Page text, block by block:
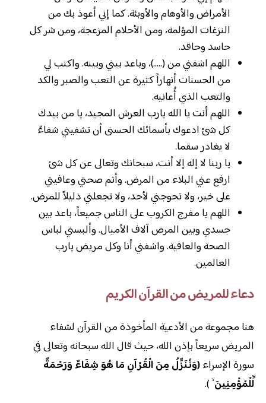
الأمراض والأوهام والأوبئة. كما إني أعوذ بك من
النزغات المؤلمة، ومن الأحلام المزعجة، ومن شر كل
حاسد وحاقد.
اللهم اشفني من (…..)، وباعد بيني وبينه. واكتب لي
من الحسنات أنهاراً كثيرة عن التعب والصبر والكد
والتعب الذي أُعانيه.
اللهم أنت يا الله يارب العرش المجيد، يا من بيدك
كل شئ ادعوك بأسمائك الحسنى أن تشفيني شفاءً
لا يغادر سقما.
يا ربنا لا إله إلا أنت، سبحانك وتعالى عن كل شئ
ارفع عني البلاء من المرض. وأتم صحتي وعافيتي
على خير، ولا تحوجني لأحد، ولا تجعلني ذليلاً للمرض.
اللهم يا مفرج الكروب على الناس جميعاً، باعد بين
جسدي وبين المرض آلاف الأميال. وألبسني لباس
الصحة والعافية. واشفني أنا وكل مريض يارب
العالمين.
دعاء للمريض من القرآن الكريم
هنا مجموعة من الأدعية المأخوذة من القرآن لشفاء
المريض سريعاً بإذن الله، حيث قال الله سبحانه وتعالى في
سورة الإسراء(وَنُنَزِّلُ مِنَ الْقُرْآنِ مَا هُوَ شِفَاءٌ وَرَحْمَةٌ
لِّلْمُؤْمِنِينَۙ ).